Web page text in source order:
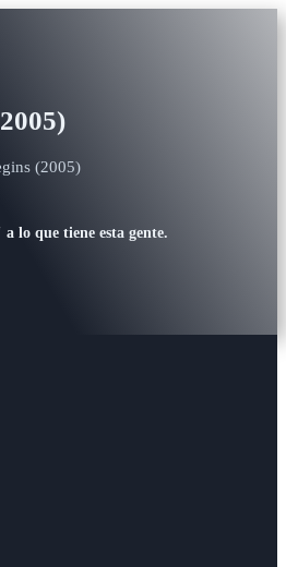
(2005)
lo que tiene esta gente.